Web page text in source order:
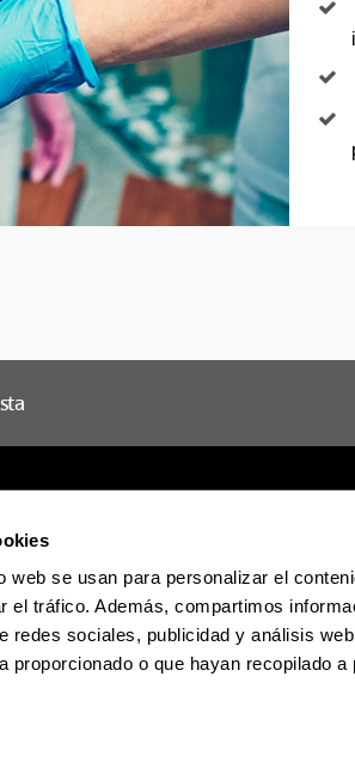
web se usan para personalizar el
el tráfico. Además, compartimos
redes sociales, publicidad y análisis
proporcionado o que hayan recopilado
Sede electrónica
La